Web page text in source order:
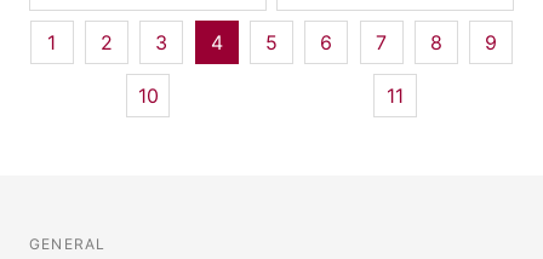
1 2 3 4 5 6 7 8 9
10 11
GENERAL